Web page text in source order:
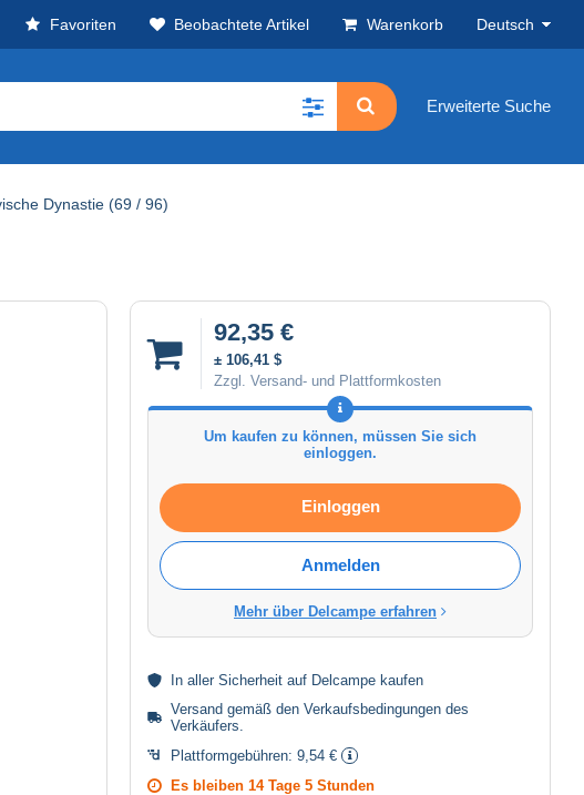
Favoriten Beobachtete Artikel Warenkorb Deutsch
Erweiterte Suche
Dynastie (69 / 96)
92,35 €
± 106,41 $
Zzgl. Versand- und Plattformkosten
Um kaufen zu können, müssen Sie sich
einloggen.
Einloggen
Anmelden
Mehr über Delcampe erfahren
In aller Sicherheit auf Delcampe kaufen
Versand gemäß den Verkaufsbedingungen des
Verkäufers
Plattformgebühren: 9,54 €
Es bleiben 14 Tage 5 Stunden